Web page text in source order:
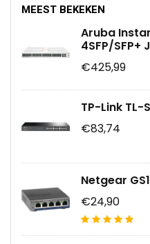
MEEST BEKEKEN
Aruba
4SFP/SFP+
€425,99
TP-Link TL-
€83,74
Netgear
€24,90